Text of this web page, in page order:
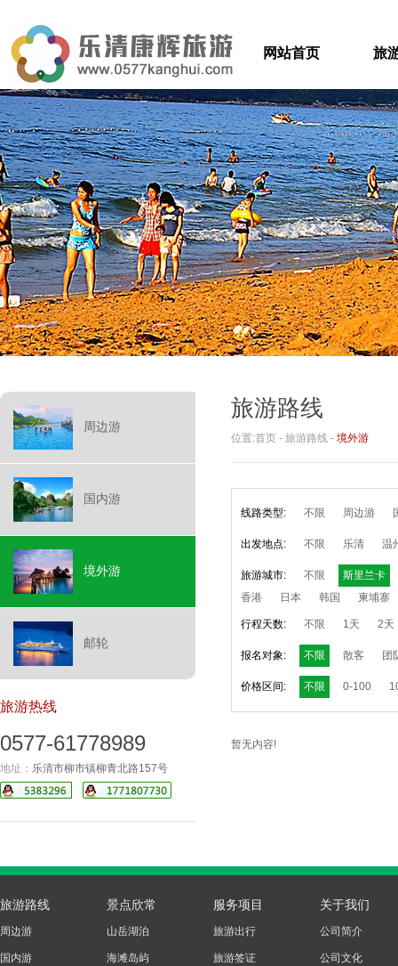
网站首页 旅
周边游
国内游
境外游
邮轮
旅游热线
0577-61778989
地址： 乐清市柳市镇柳青北路157号
旅游路线
位置:首页 - 旅游路线 - 境外游
线路类型: 不限 周边游
出发地点: 不限 乐清 温
旅游城市: 不限
斯里兰卡
香港
日本 韩国 柬埔寨
行程天数: 不限 1天 2天
报名对象: 不限 散客 团
价格区间: 不限 0-100
暂无内容!
旅游路线
周边游
国内游
景点欣常
山岳湖泊
海滩岛屿
服务项目
旅游出行
旅游签证
关于我们
公司简介
公司文化